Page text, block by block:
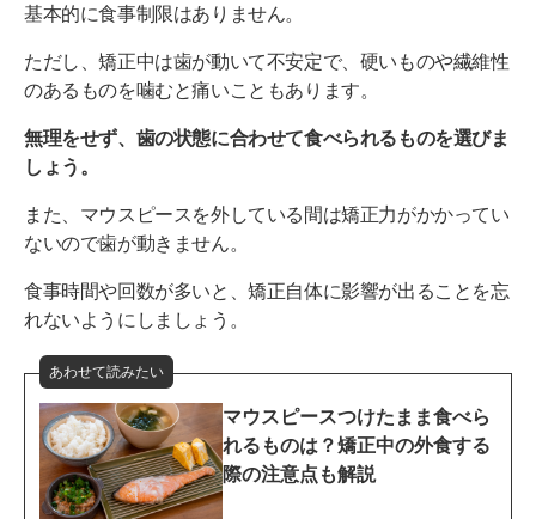
基本的に食事制限はありません。
ただし、矯正中は歯が動いて不安定で、硬いものや繊維性
のあるものを噛むと痛いこともあります。
無理をせず、歯の状態に合わせて食べられるものを選びま
しょう。
また、マウスピースを外している間は矯正力がかかってい
ないので歯が動きません。
食事時間や回数が多いと、矯正自体に影響が出ることを忘
れないようにしましょう。
あわせて読みたい
マウスピースつけたまま食べら
れるものは？矯正中の外食する
際の注意点も解説